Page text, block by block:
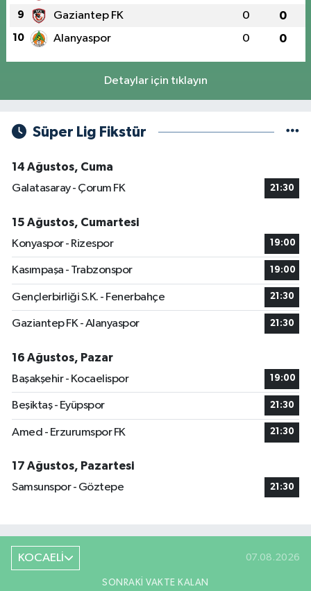
9 Gaziantep FK 0 0
10 Alanyaspor 0 0
Detaylar için tıklayın
Süper Lig Fikstür
14 Ağustos, Cuma
Galatasaray - Çorum FK
21:30
15 Ağustos, Cumartesi
Konyaspor - Rizespor
19:00
Kasımpaşa - Trabzonspor 19:00
Gençlerbirliği S.K. - Fenerbahçe 21:30
Gaziantep FK - Alanyaspor 21:30
16 Ağustos, Pazar
Başakşehir - Kocaelispor
19:00
Beşiktaş - Eyüpspor 21:30
Amed - Erzurumspor FK 21:30
17 Ağustos, Pazartesi
Samsunspor - Göztepe
21:30
KOCAELİ 07.08.2026
SONRAKI VAKTE KALAN